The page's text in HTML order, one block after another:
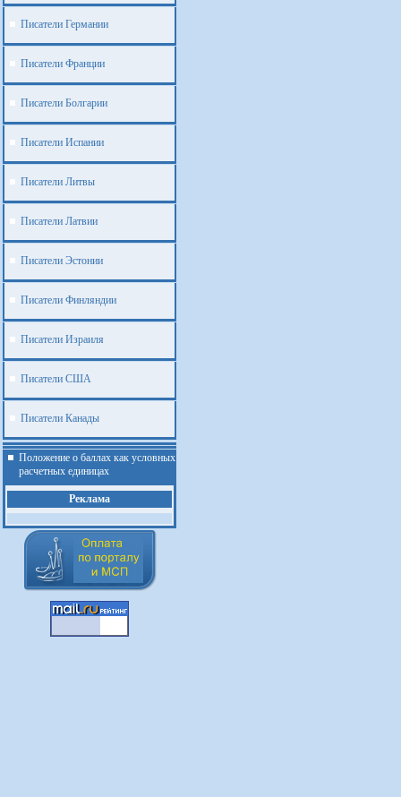
Писатели Германии
Писатели Франции
Писатели Болгарии
Писатели Испании
Писатели Литвы
Писатели Латвии
Писатели Эстонии
Писатели Финляндии
Писатели Израиля
Писатели США
Писатели Канады
Положение о баллах как условных
расчетных единицах
Реклама